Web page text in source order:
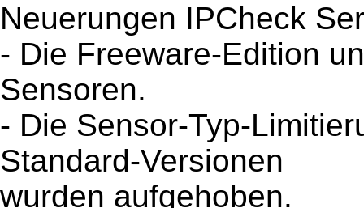
Neuerungen IPCheck
- Die Freeware-Edition
Sensoren.
- Die Sensor-Typ-
Standard-Versionen
wurden aufgehoben.